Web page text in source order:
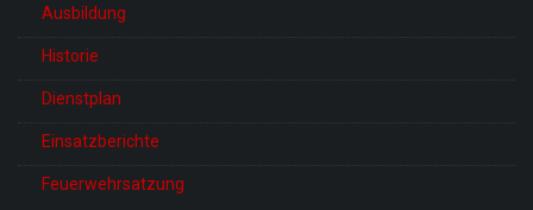
Ausbildung
Historie
Dienstplan
Einsatzberichte
Feuerwehrsatzung